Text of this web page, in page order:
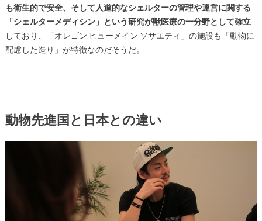
も衛生的で安全、そして人道的なシェルターの管理や運営に関する
「シェルターメディシン」という研究が獣医療の一分野として確立
しており、「オレゴン ヒューメイン ソサエティ」の施設も「動物に
配慮した造り」が特徴なのだそうだ。
動物先進国と日本との違い